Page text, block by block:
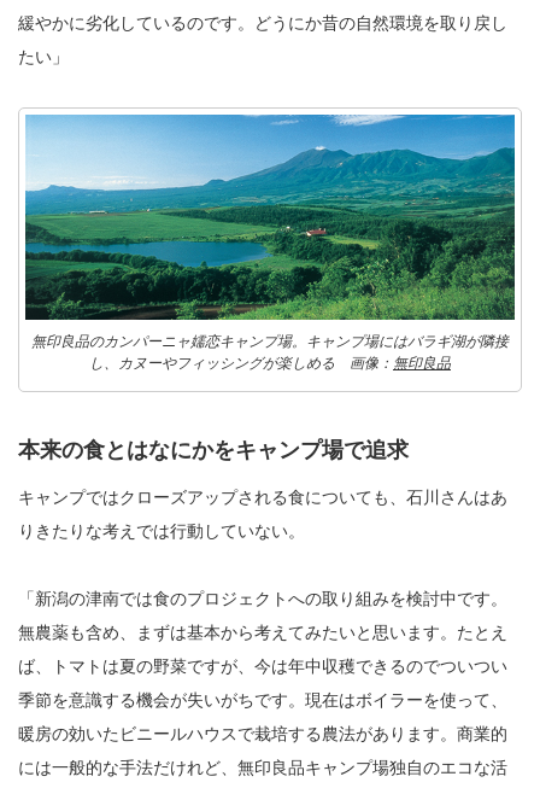
緩やかに劣化しているのです。どうにか昔の自然環境を取り戻し
たい」
無印良品のカンパーニャ嬬恋キャンプ場。キャンプ場にはバラギ湖が隣接
し、カヌーやフィッシングが楽しめる 画像： 無印良品
本来の食とはなにかをキャンプ場で追求
キャンプではクローズアップされる食についても、石川さんはあ
りきたりな考えでは行動していない。
「新潟の津南では食のプロジェクトへの取り組みを検討中です。
無農薬も含め、まずは基本から考えてみたいと思います。たとえ
ば、トマトは夏の野菜ですが、今は年中収穫できるのでついつい
季節を意識する機会が失いがちです。現在はボイラーを使って、
暖房の効いたビニールハウスで栽培する農法があります。商業的
には一般的な手法だけれど、無印良品キャンプ場独自のエコな活